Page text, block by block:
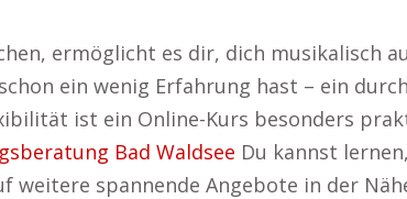
ermöglicht es dir, dich musikalisch
ein wenig Erfahrung hast – ein
ist ein Online-Kurs besonders
Bad Waldsee Du kannst
weitere spannende Angebote in der